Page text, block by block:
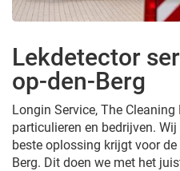
Lekdetector
op-den-Berg
Longin Service, The
particulieren en bedrijven.
beste oplossing krijgt voor
Berg. Dit doen we met het